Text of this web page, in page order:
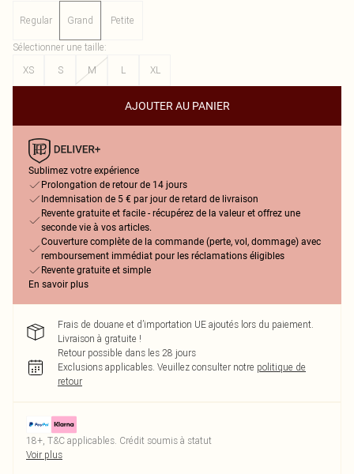
Regular Grand Petite
Sélectionner une taille:
XS
S M L XL
AJOUTER AU PANIER
Sublimez votre expérience
Prolongation de retour de 14 jours
Indemnisation de 5 € par jour de retard de livraison
Revente gratuite et facile - récupérez de la valeur et offrez une
seconde vie à vos articles.
Couverture complète de la commande (perte, vol, dommage) avec
remboursement immédiat pour les réclamations éligibles
Revente gratuite et simple
En savoir plus
Frais de douane et d’importation UE ajoutés lors du paiement.
Livraison à gratuite !
Retour possible dans les 28 jours
Exclusions applicables. Veuillez consulter notre politique de
retour
18+, T&C applicables. Crédit soumis à statut
Voir plus